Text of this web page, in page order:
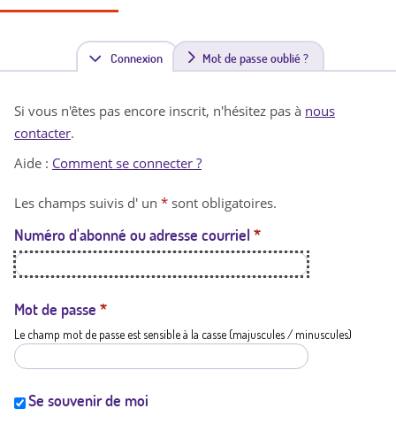
Connexion(
n
t
a
t
i
Mot de passe oublié ?
Si vous n'êtes pas encore inscrit, n'hésitez pas à nous
contacter.
Aide : Comment se connecter ?
Les champs suivis d' un * sont obligatoires.
Numéro d'abonné ou adresse courriel *
Mot de passe *
Le champ mot de passe est sensible à la casse (majuscules / minuscules)
Se souvenir de moi